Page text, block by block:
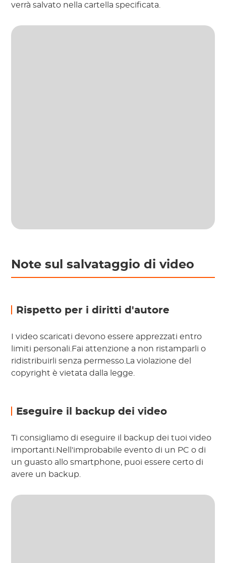
verrà salvato nella cartella specificata.
Note sul salvataggio di video
Rispetto per i diritti d'autore
I video scaricati devono essere apprezzati entro
limiti personali.Fai attenzione a non ristamparli o
ridistribuirli senza permesso.La violazione del
copyright è vietata dalla legge.
Eseguire il backup dei video
Ti consigliamo di eseguire il backup dei tuoi video
importanti.Nell'improbabile evento di un PC o di
un guasto allo smartphone, puoi essere certo di
avere un backup.